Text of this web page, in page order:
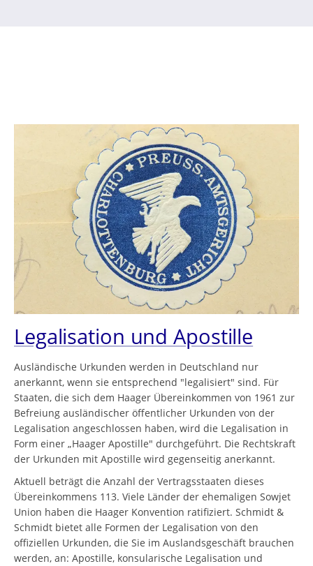
Legalisation und Apostille
Ausländische Urkunden werden in Deutschland nur
anerkannt, wenn sie entsprechend "legalisiert" sind. Für
Staaten, die sich dem Haager Übereinkommen von 1961 zur
Befreiung ausländischer öffentlicher Urkunden von der
Legalisation angeschlossen haben, wird die Legalisation in
Form einer „Haager Apostille" durchgeführt. Die Rechtskraft
der Urkunden mit Apostille wird gegenseitig anerkannt.
Aktuell beträgt die Anzahl der Vertragsstaaten dieses
Übereinkommens 113. Viele Länder der ehemaligen Sowjet
Union haben die Haager Konvention ratifiziert. Schmidt &
Schmidt bietet alle Formen der Legalisation von den
offiziellen Urkunden, die Sie im Auslandsgeschäft brauchen
werden, an: Apostille, konsularische Legalisation und